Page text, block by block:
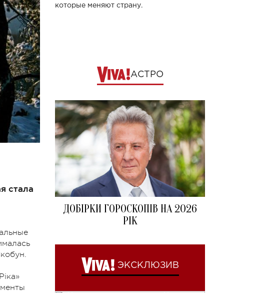
стала
которые меняют страну.
АСТРО
ДОБІРКИ ГОРОСКОПІВ НА 2026
РІК
ЭКСКЛЮЗИВ